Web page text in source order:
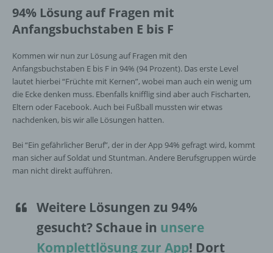
94% Lösung auf Fragen mit
Anfangsbuchstaben E bis F
Kommen wir nun zur Lösung auf Fragen mit den
Anfangsbuchstaben E bis F in 94% (94 Prozent). Das erste Level
lautet hierbei “Früchte mit Kernen”, wobei man auch ein wenig um
die Ecke denken muss. Ebenfalls knifflig sind aber auch Fischarten,
Eltern oder Facebook. Auch bei Fußball mussten wir etwas
nachdenken, bis wir alle Lösungen hatten.
Bei “Ein gefährlicher Beruf”, der in der App 94% gefragt wird, kommt
man sicher auf Soldat und Stuntman. Andere Berufsgruppen würde
man nicht direkt aufführen.
Weitere Lösungen zu 94%
gesucht? Schaue in unsere
Komplettlösung zur App! Dort